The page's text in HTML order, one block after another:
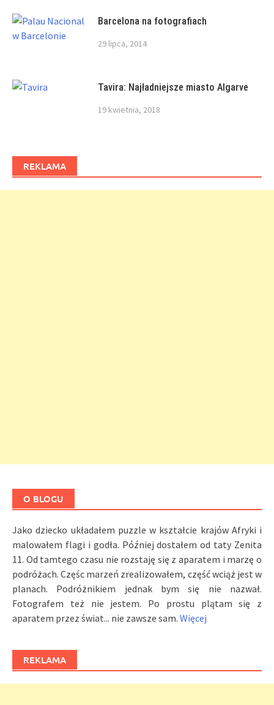
Barcelona na fotografiach
29 lipca, 2014
Tavira: Najładniejsze miasto Algarve
19 kwietnia, 2018
REKLAMA
O BLOGU
Jako dziecko układałem puzzle w kształcie krajów Afryki i
malowałem flagi i godła. Później dostałem od taty Zenita
11. Od tamtego czasu nie rozstaję się z aparatem i marzę o
podróżach. Częśc marzeń zrealizowałem, część wciąż jest w
planach. Podróżnikiem jednak bym się nie nazwał.
Fotografem też nie jestem. Po prostu plątam się z
aparatem przez świat... nie zawsze sam. Więcej
REKLAMA